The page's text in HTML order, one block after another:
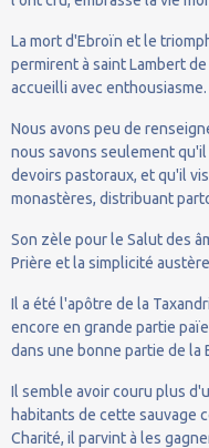
La mort d'Ebroïn et le
permirent à saint Lambert
accueilli avec enthousiasme.
Nous avons peu de
nous savons seulement
devoirs pastoraux, et qu'il
monastères, distribuant
Son zèle pour le Salut des
Prière et la simplicité
Il a été l'apôtre de la
encore en grande partie
dans une bonne partie de la
Il semble avoir couru plus
habitants de cette sauvage
Charité, il parvint à les